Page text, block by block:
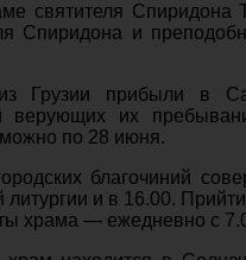
святителя Спиридона
Спиридона и
из Грузии прибыли в
верующих их
по 28 июня.
благочиний
литургии и в 16.00.
храма — ежедневно с